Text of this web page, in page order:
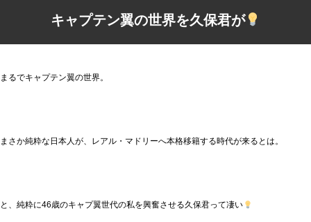
キャプテン翼の世界を久保君が
まるでキャプテン翼の世界。
まさか純粋な日本人が、レアル・マドリーへ本格移籍する時代が来るとは。
と、純粋に46歳のキャプ翼世代の私を興奮させる久保君って凄い